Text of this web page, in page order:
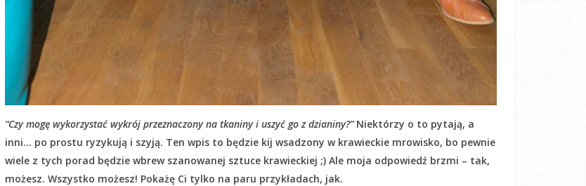
“Czy mogę wykorzystać wykrój przeznaczony na tkaniny i uszyć go z dzianiny?”Niektórzy o to pytają, a
inni… po prostu ryzykują i szyją. Ten wpis to będzie kij wsadzony w krawieckie mrowisko, bo pewnie
wiele z tych porad będzie wbrew szanowanej sztuce krawieckiej ;) Ale moja odpowiedź brzmi – tak,
możesz. Wszystko możesz! Pokażę Ci tylko na paru przykładach, jak.